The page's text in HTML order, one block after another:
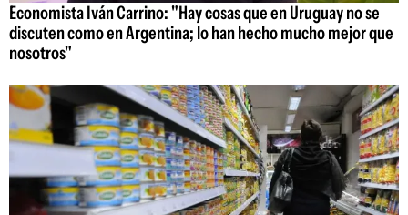
Economista Iván Carrino: "Hay cosas que en Uruguay no se
discuten como en Argentina; lo han hecho mucho mejor que
nosotros"